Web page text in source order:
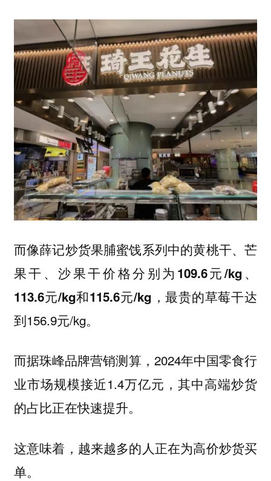
而像薛记炒货果脯蜜饯系列中的黄桃干、芒
果干、沙果干价格分别为 109.6元/kg、
113.6元/kg和115.6元/kg ，最贵的草莓干达
到156.9元/kg。
而据珠峰品牌营销测算，2024年中国零食行
业市场规模接近1.4万亿元，其中高端炒货
的占比正在快速提升。
这意味着，越来越多的人正在为高价炒货买
单。